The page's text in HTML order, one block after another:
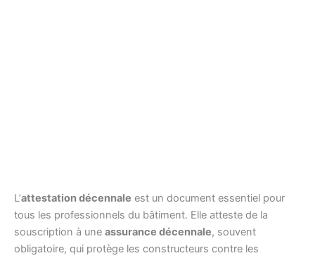
L’attestation décennale est un document essentiel pour
tous les professionnels du bâtiment. Elle atteste de la
souscription à une assurance décennale, souvent
obligatoire, qui protège les constructeurs contre les